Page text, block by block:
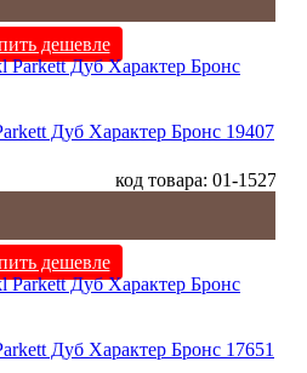
дешевле
Дуб Характер Бронс 19407
код товара: 01-1527
дешевле
Дуб Характер Бронс 17651